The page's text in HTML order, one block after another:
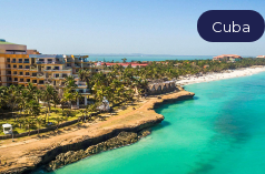
Cuba